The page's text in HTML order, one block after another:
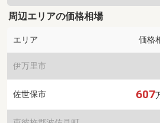
周辺エリアの価格相場
エリア 価格
伊万里市
佐世保市 607